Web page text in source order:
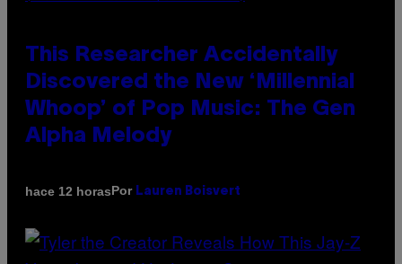
This Researcher Accidentally
Discovered the New ‘Millennial
Whoop’ of Pop Music: The Gen
Alpha Melody
hace 12 horasPor Lauren Boisvert